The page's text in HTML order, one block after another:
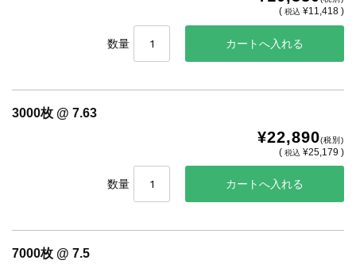
(税込 ¥11,418 )
数量
3000枚 @ 7.63
¥22,890(税別)
(税込 ¥25,179 )
数量
7000枚 @ 7.5